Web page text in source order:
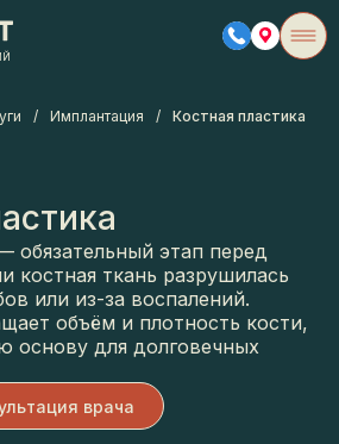
/ Имплантация / Костная пластика
обязательный этап перед
костная ткань разрушилась
или из-за воспалений.
объём и плотность кости,
основу для долговечных
врача